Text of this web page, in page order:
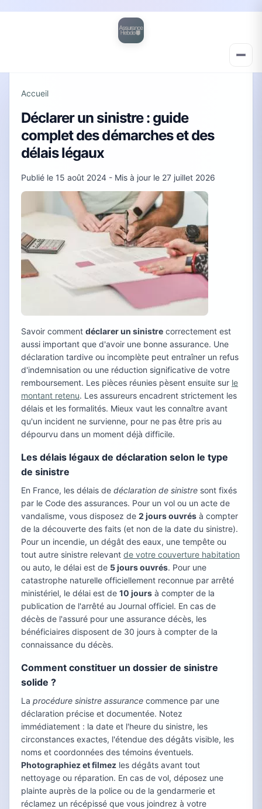
Accueil
Déclarer un sinistre : guide
complet des démarches et des
délais légaux
Publié le 15 août 2024 - Mis à jour le 27 juillet 2026
Savoir comment déclarer un sinistre correctement est
aussi important que d'avoir une bonne assurance. Une
déclaration tardive ou incomplète peut entraîner un refus
d'indemnisation ou une réduction significative de votre
remboursement. Les pièces réunies pèsent ensuite sur le
montant retenu. Les assureurs encadrent strictement les
délais et les formalités. Mieux vaut les connaître avant
qu'un incident ne survienne, pour ne pas être pris au
dépourvu dans un moment déjà difficile.
Les délais légaux de déclaration selon le type
de sinistre
En France, les délais de déclaration de sinistre sont fixés
par le Code des assurances. Pour un vol ou un acte de
vandalisme, vous disposez de 2 jours ouvrés à compter
de la découverte des faits (et non de la date du sinistre).
Pour un incendie, un dégât des eaux, une tempête ou
tout autre sinistre relevant de votre couverture habitation
ou auto, le délai est de 5 jours ouvrés. Pour une
catastrophe naturelle officiellement reconnue par arrêté
ministériel, le délai est de 10 jours à compter de la
publication de l'arrêté au Journal officiel. En cas de
décès de l'assuré pour une assurance décès, les
bénéficiaires disposent de 30 jours à compter de la
connaissance du décès.
Comment constituer un dossier de sinistre
solide ?
La procédure sinistre assurance commence par une
déclaration précise et documentée. Notez
immédiatement : la date et l'heure du sinistre, les
circonstances exactes, l'étendue des dégâts visible, les
noms et coordonnées des témoins éventuels.
Photographiez et filmez les dégâts avant tout
nettoyage ou réparation. En cas de vol, déposez une
plainte auprès de la police ou de la gendarmerie et
réclamez un récépissé que vous joindrez à votre